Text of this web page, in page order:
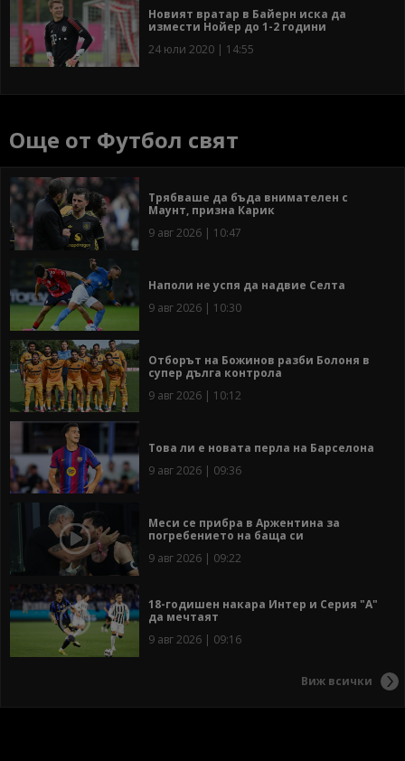
Новият вратар в Байерн иска да
измести Нойер до 1-2 години
24 юли 2020 | 14:55
Още от Футбол свят
Трябваше да бъда внимателен с
Маунт, призна Карик
9 авг 2026 | 10:47
Наполи не успя да надвие Селта
9 авг 2026 | 10:30
Отборът на Божинов разби Болоня в
супер дълга контрола
9 авг 2026 | 10:12
Това ли е новата перла на Барселона
9 авг 2026 | 09:36
Меси се прибра в Аржентина за
погребението на баща си
9 авг 2026 | 09:22
18-годишен накара Интер и Серия "А"
да мечтаят
9 авг 2026 | 09:16
Виж всички